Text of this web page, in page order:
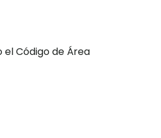
Código de Área